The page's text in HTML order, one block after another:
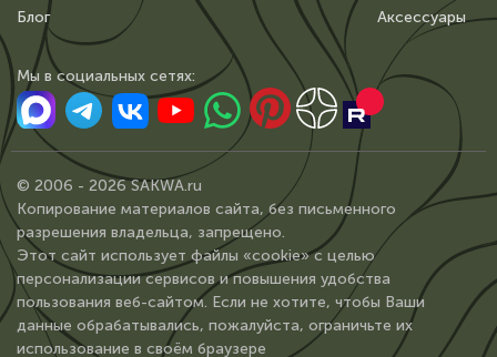
Блог
Аксессуары
Мы в сoциальных сетях:
© 2006 - 2026 SAKWA.ru
Копирование материалов сайта, без письменного
разрешения владельца, запрещено.
Этот сайт использует файлы «cookie» с целью
персонализации сервисов и повышения удобства
пользования веб-сайтом. Если не хотите, чтобы Ваши
данные обрабатывались, пожалуйста, ограничьте их
использование в своём браузере